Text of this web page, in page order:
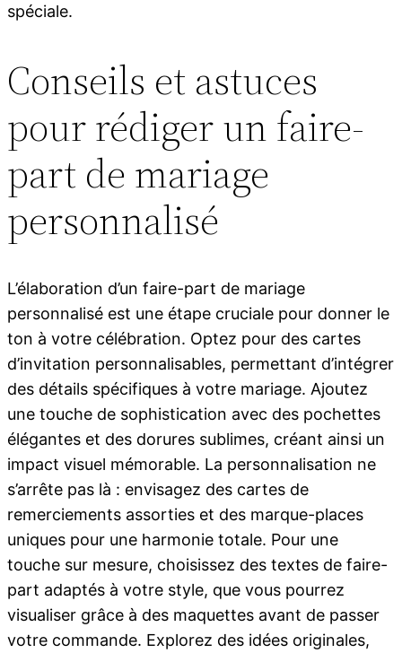
spéciale.
Conseils et astuces
pour rédiger un faire-
part de mariage
personnalisé
L’élaboration d’un faire-part de mariage
personnalisé est une étape cruciale pour donner le
ton à votre célébration. Optez pour des cartes
d’invitation personnalisables, permettant d’intégrer
des détails spécifiques à votre mariage. Ajoutez
une touche de sophistication avec des pochettes
élégantes et des dorures sublimes, créant ainsi un
impact visuel mémorable. La personnalisation ne
s’arrête pas là : envisagez des cartes de
remerciements assorties et des marque-places
uniques pour une harmonie totale. Pour une
touche sur mesure, choisissez des textes de faire-
part adaptés à votre style, que vous pourrez
visualiser grâce à des maquettes avant de passer
votre commande. Explorez des idées originales,